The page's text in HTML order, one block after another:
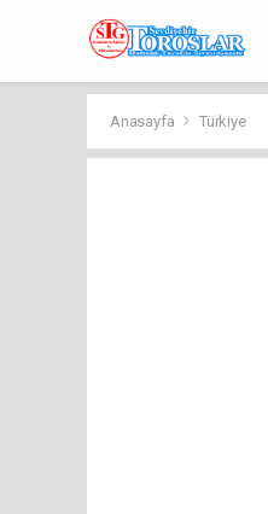
Anasayfa Türkiye